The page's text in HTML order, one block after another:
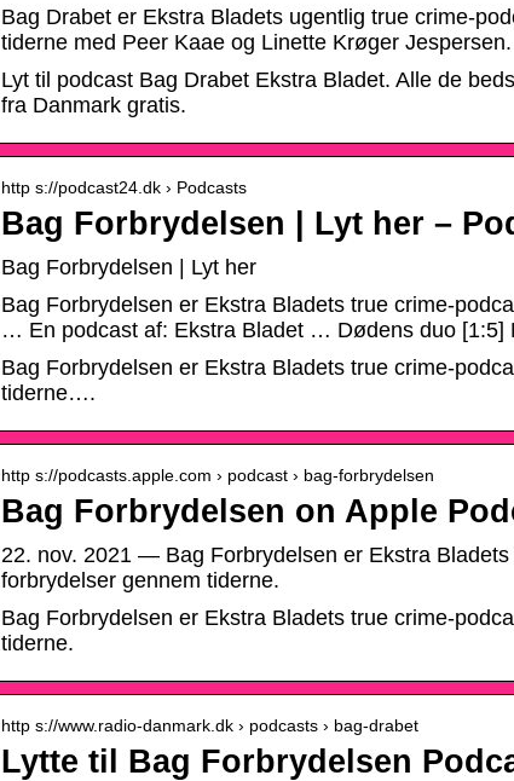
Bag Drabet er Ekstra Bladets ugentlig true crime-
tiderne med Peer Kaae og Linette Krøger Jespersen.
Lyt til podcast Bag Drabet Ekstra Bladet. Alle de
fra Danmark gratis.
http s://podcast24.dk › Podcasts
Bag Forbrydelsen | Lyt her –
Bag Forbrydelsen | Lyt her
Bag Forbrydelsen er Ekstra Bladets true crime-
… En podcast af: Ekstra Bladet … Dødens duo [1:5]
Bag Forbrydelsen er Ekstra Bladets true crime-
tiderne….
http s://podcasts.apple.com › podcast › bag-forbrydelsen
Bag Forbrydelsen on Apple
22. nov. 2021 — Bag Forbrydelsen er Ekstra
forbrydelser gennem tiderne.
Bag Forbrydelsen er Ekstra Bladets true crime-
tiderne.
http s://www.radio-danmark.dk › podcasts › bag-drabet
Lytte til Bag Forbrydelsen